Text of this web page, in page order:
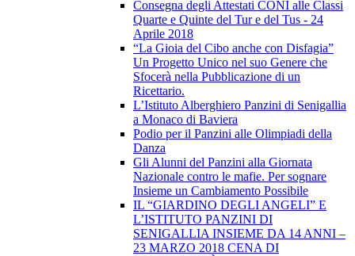
Consegna degli Attestati CONI alle Classi
Quarte e Quinte del Tur e del Tus - 24
Aprile 2018
“La Gioia del Cibo anche con Disfagia”
Un Progetto Unico nel suo Genere che
Sfocerà nella Pubblicazione di un
Ricettario.
L’Istituto Alberghiero Panzini di Senigallia
a Monaco di Baviera
Podio per il Panzini alle Olimpiadi della
Danza
Gli Alunni del Panzini alla Giornata
Nazionale contro le mafie. Per sognare
Insieme un Cambiamento Possibile
IL “GIARDINO DEGLI ANGELI” E
L’ISTITUTO PANZINI DI
SENIGALLIA INSIEME DA 14 ANNI –
23 MARZO 2018 CENA DI